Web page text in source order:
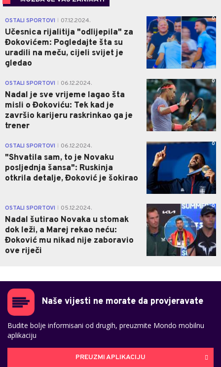
OSTALI SPORTOVI 07.12.2024.
Učesnica rijalitija "odlijepila" za
Đokovićem: Pogledajte šta su
uradili na meču, cijeli svijet je
gledao
0
OSTALI SPORTOVI 06.12.2024.
Nadal je sve vrijeme lagao šta
misli o Đokoviću: Tek kad je
završio karijeru raskrinkao ga je
trener
0
OSTALI SPORTOVI 06.12.2024.
"Shvatila sam, to je Novaku
posljednja šansa": Ruskinja
otkrila detalje, Đoković je šokirao
0
OSTALI SPORTOVI 05.12.2024.
Nadal šutirao Novaka u stomak
dok leži, a Marej rekao neću:
Đoković mu nikad nije zaboravio
ove riječi
0
Naše vijesti ne morate da provjeravate
Budite bolje informisani od drugih, preuzmite Mondo mobilnu
aplikaciju
PREUZMI APLIKACIJU